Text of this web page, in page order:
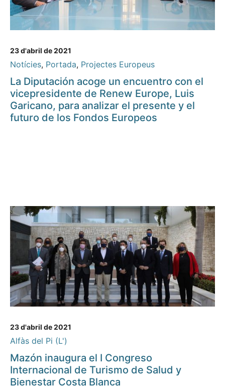
23 d'abril de 2021
Notícies, Portada, Projectes Europeus
La Diputación acoge un encuentro con el
vicepresidente de Renew Europe, Luis
Garicano, para analizar el presente y el
futuro de los Fondos Europeos
23 d'abril de 2021
Alfàs del Pi (L')
Mazón inaugura el I Congreso
Internacional de Turismo de Salud y
Bienestar Costa Blanca